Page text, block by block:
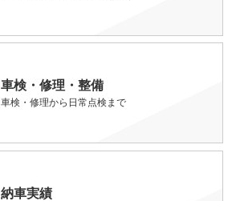
車検・修理・整備
車検・修理から日常点検まで
納車実績